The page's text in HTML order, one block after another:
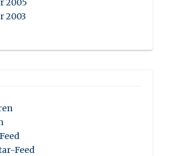
2003
Feed